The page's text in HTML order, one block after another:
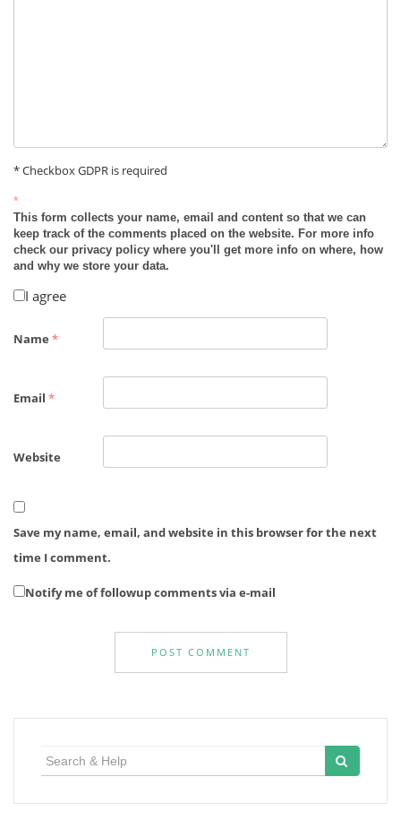
* Checkbox GDPR is required
*
This form collects your name, email and content so that we can
keep track of the comments placed on the website. For more info
check our privacy policy where you'll get more info on where, how
and why we store your data.
I agree
Name *
Email *
Website
Save my name, email, and website in this browser for the next
time I comment.
Notify me of followup comments via e-mail
for: